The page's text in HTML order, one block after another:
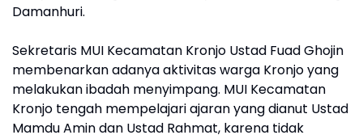
Damanhuri.
Sekretaris MUI Kecamatan Kronjo Ustad Fuad Ghojin
membenarkan adanya aktivitas warga Kronjo yang
melakukan ibadah menyimpang. MUI Kecamatan
Kronjo tengah mempelajari ajaran yang dianut Ustad
Mamdu Amin dan Ustad Rahmat, karena tidak